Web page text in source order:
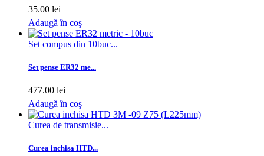
35.00 lei
Adaugă în coş
Set compus din 10buc...
Set pense ER32 me...
477.00 lei
Adaugă în coş
Curea de transmisie...
Curea inchisa HTD...